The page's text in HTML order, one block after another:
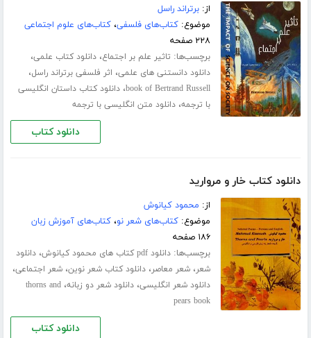
از:برتراند راسل
موضوع:کتاب‌های فلسفی،کتاب‌های علوم اجتماعی
۲۲۸ صفحه
برچسب‌ها: تاثیر علم بر اجتماع،دانلود کتاب علمی،
دانلود دانستنی های علمی، اثر فلسفی برتراند راسل،
book of Bertrand Russell،دانلود کتاب داستان انگلیسی
با ترجمه،دانلود متن انگلیسی با ترجمه
دانلود کتاب
دانلود کتاب خار و مروارید
از: محمود کیانوش
موضوع:کتاب‌های شعر نو،کتاب‌های آموزش زبان
۱۸۶ صفحه
برچسب‌ها:دانلود pdf کتاب های محمود کیانوش ،دانلود
شعر،شعر معاصر،دانلود کتاب شعر نوین،شعر اجتماعی،
دانلود شعر انگلیسی،دانلود شعر دو زبانه،thorns and
pears book
دانلود کتاب